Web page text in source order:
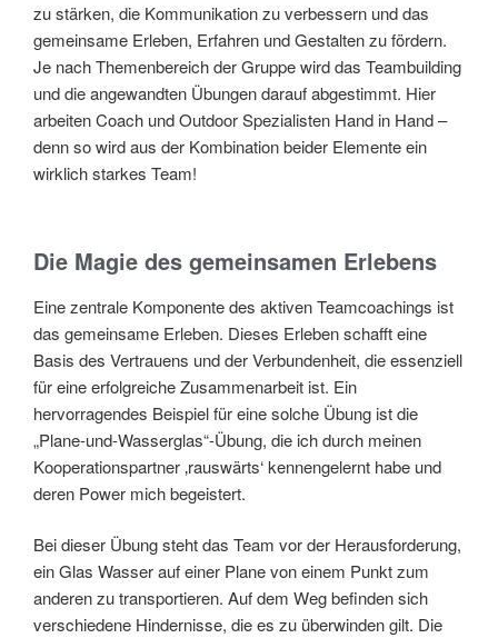
zu stärken, die Kommunikation zu verbessern und das
gemeinsame Erleben, Erfahren und Gestalten zu fördern.
Je nach Themenbereich der Gruppe wird das Teambuilding
und die angewandten Übungen darauf abgestimmt. Hier
arbeiten Coach und Outdoor Spezialisten Hand in Hand –
denn so wird aus der Kombination beider Elemente ein
wirklich starkes Team!
Die Magie des gemeinsamen Erlebens
Eine zentrale Komponente des aktiven Teamcoachings ist
das gemeinsame Erleben. Dieses Erleben schafft eine
Basis des Vertrauens und der Verbundenheit, die essenziell
für eine erfolgreiche Zusammenarbeit ist. Ein
hervorragendes Beispiel für eine solche Übung ist die
„Plane-und-Wasserglas“-Übung, die ich durch meinen
Kooperationspartner ‚rauswärts‘ kennengelernt habe und
deren Power mich begeistert.
Bei dieser Übung steht das Team vor der Herausforderung,
ein Glas Wasser auf einer Plane von einem Punkt zum
anderen zu transportieren. Auf dem Weg befinden sich
verschiedene Hindernisse, die es zu überwinden gilt. Die